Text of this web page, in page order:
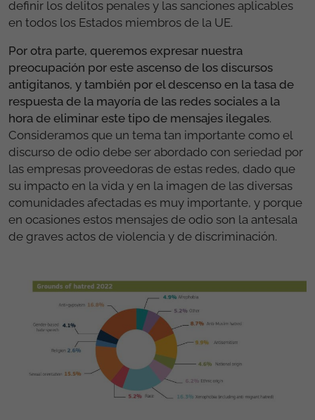
definir los delitos penales y las sanciones aplicables
en todos los Estados miembros de la UE.
Por otra parte, queremos expresar nuestra
preocupación por este ascenso de los discursos
antigitanos, y también por el descenso en la tasa de
respuesta de la mayoría de las redes sociales a la
hora de eliminar este tipo de mensajes ilegales.
Consideramos que un tema tan importante como el
discurso de odio debe ser abordado con seriedad por
las empresas proveedoras de estas redes, dado que
su impacto en la vida y en la imagen de las diversas
comunidades afectadas es muy importante, y porque
en ocasiones estos mensajes de odio son la antesala
de graves actos de violencia y de discriminación.